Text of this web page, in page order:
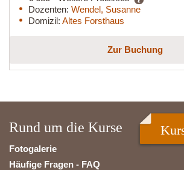
Dozenten: Wendel, Susanne
Domizil: Altes Forsthaus
Zur Buchung
Rund um die Kurse
Fotogalerie
Häufige Fragen - FAQ